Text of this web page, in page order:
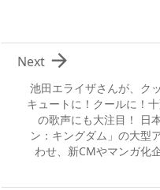
池田エライザさんが、ク
キュートに！クールに！
の歌声にも大注目！ 日
ン：キングダム」の大型
わせ、新CMやマンガ化

Next